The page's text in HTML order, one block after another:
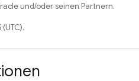
und/oder seinen Partnern.